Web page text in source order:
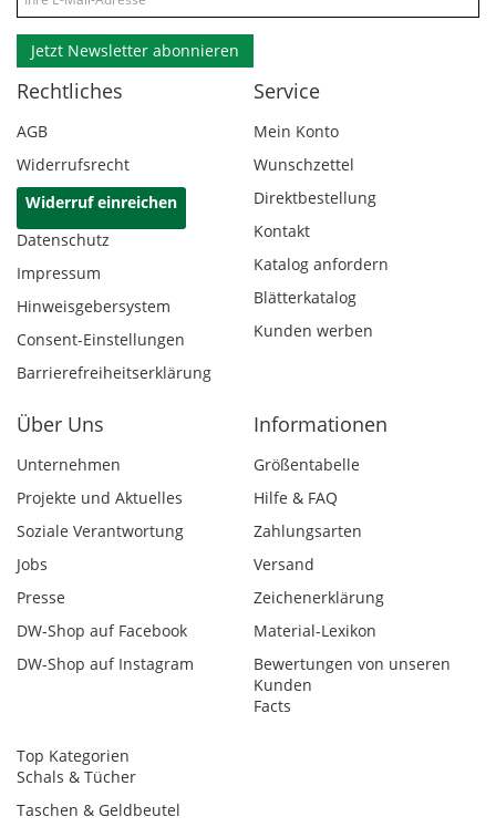
Jetzt Newsletter abonnieren
Rechtliches
AGB
Widerrufsrecht
Widerruf einreichen
Datenschutz
Impressum
Hinweisgebersystem
Consent-Einstellungen
Barrierefreiheitserklärung
Service
Mein Konto
Wunschzettel
Direktbestellung
Kontakt
Katalog anfordern
Blätterkatalog
Kunden werben
Über Uns
Unternehmen
Projekte und Aktuelles
Soziale Verantwortung
Jobs
Presse
DW-Shop auf Facebook
DW-Shop auf Instagram
Informationen
Größentabelle
Hilfe & FAQ
Zahlungsarten
Versand
Zeichenerklärung
Material-Lexikon
Bewertungen von unseren
Kunden
Facts
Top Kategorien
Schals & Tücher
Taschen & Geldbeutel